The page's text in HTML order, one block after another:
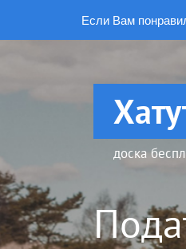
Если Вам
доска